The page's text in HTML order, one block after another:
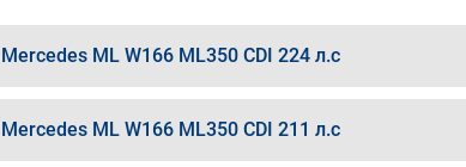
Mercedes ML W166 ML350 CDI 224 л.с
Mercedes ML W166 ML350 CDI 211 л.с